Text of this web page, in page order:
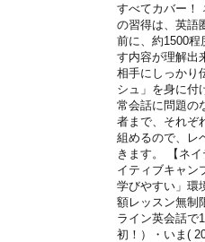
すべてカバー！
の習得は、英語
前に、約1500程
す内容が理解出
相手にしっかり
シュ」を身に付
常会話に問題の
者まで、それぞ
組めるので、レ
きます。 【ネ
イティブキャン
学びやすい」環
額レッスン無制
ライン英会話で
初！）・いま(